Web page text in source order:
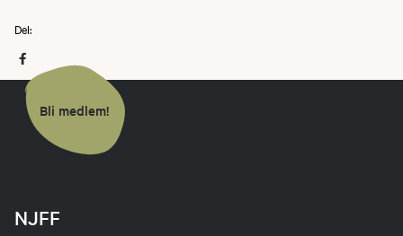
Del:
Bli medlem!
NJFF